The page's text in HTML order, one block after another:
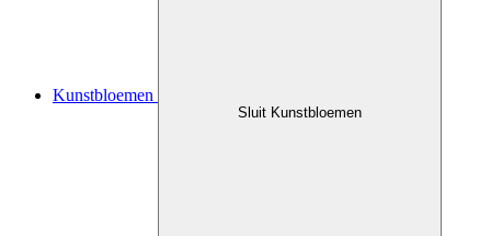
Kunstbloemen
Sluit Kunstbloemen